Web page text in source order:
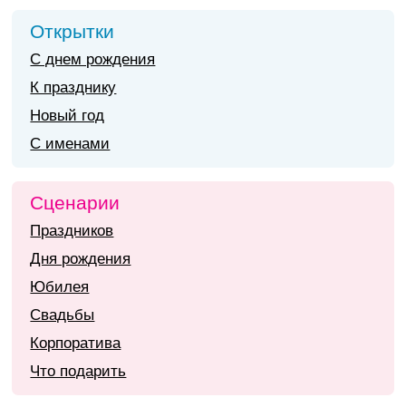
Открытки
С днем рождения
К празднику
Новый год
С именами
Сценарии
Праздников
Дня рождения
Юбилея
Свадьбы
Корпоратива
Что подарить